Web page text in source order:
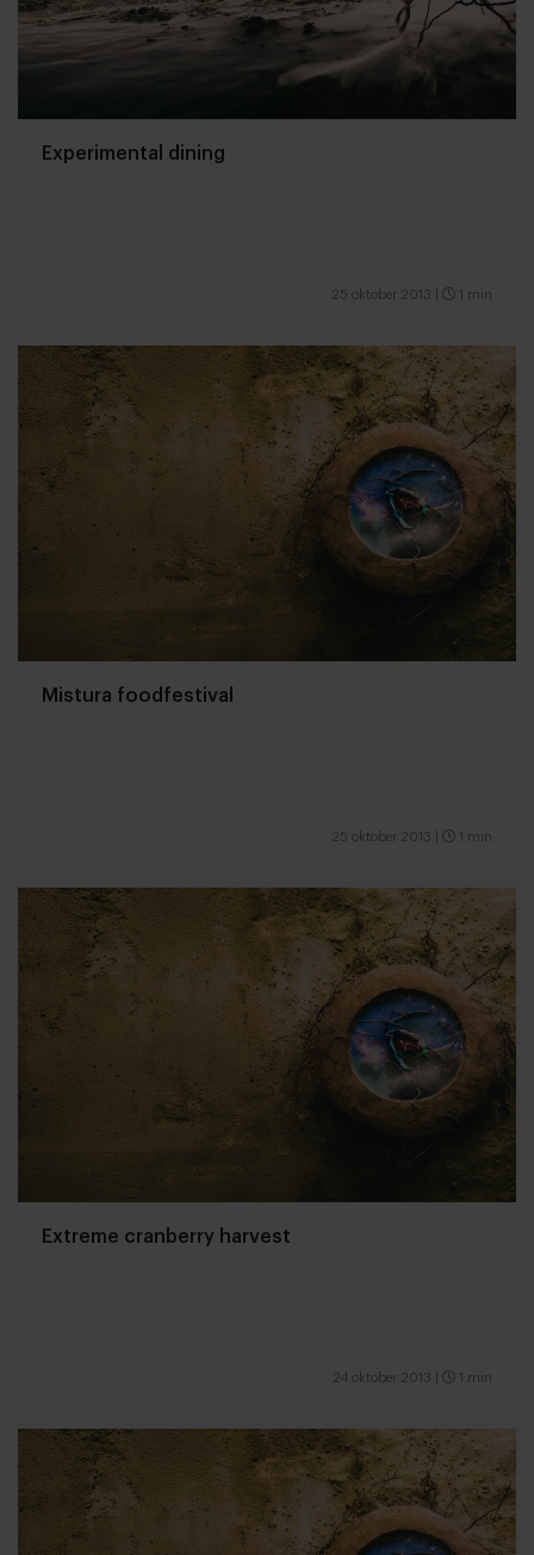
Experimental dining
25 oktober 2013 1 min
Mistura foodfestival
25 oktober 2013 1 min
Extreme cranberry harvest
24 oktober 2013 1 min